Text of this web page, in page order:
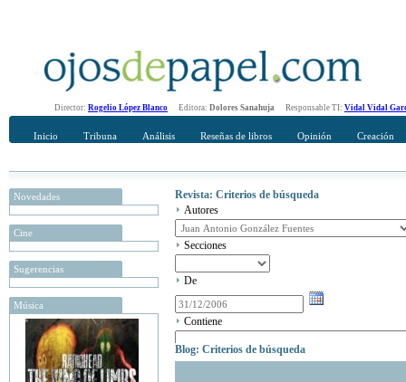
Director: Rogelio López Blanco Editora: Dolores Sanahuja Responsable TI: Vidal Vidal
Inicio Tribuna Análisis Reseñas de libros Opinión Creación
Novedades
Cine
Sugerencias
Música
Revista: Criterios de búsqueda
Autores
Secciones
De
Contiene
Blog: Criterios de búsqueda